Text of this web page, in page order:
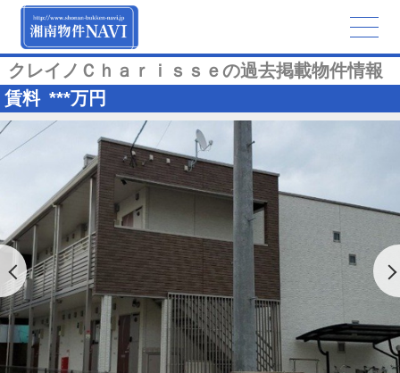
クレイノＣｈａｒｉｓｓｅの過去掲載物件情報
賃料 ***万円